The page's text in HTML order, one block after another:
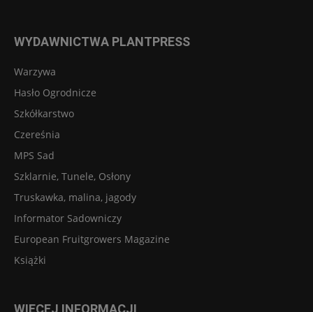
WYDAWNICTWA PLANTPRESS
Warzywa
Hasło Ogrodnicze
Szkółkarstwo
Czereśnia
MPS Sad
Szklarnie, Tunele, Osłony
Truskawka, malina, jagody
Informator Sadowniczy
European Fruitgrowers Magazine
Książki
WIĘCEJ INFORMACJI